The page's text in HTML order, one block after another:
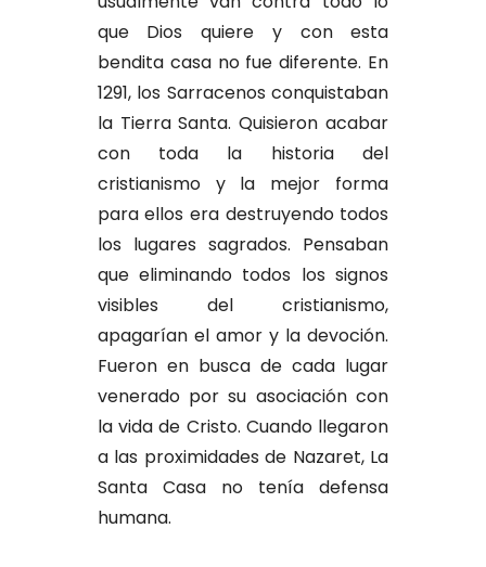
que Dios quiere y con esta
bendita casa no fue diferente. En
1291, los Sarracenos conquistaban
la Tierra Santa. Quisieron acabar
con toda la historia del
cristianismo y la mejor forma
para ellos era destruyendo todos
los lugares sagrados. Pensaban
que eliminando todos los signos
visibles del cristianismo,
apagarían el amor y la devoción.
Fueron en busca de cada lugar
venerado por su asociación con
la vida de Cristo. Cuando llegaron
a las proximidades de Nazaret, La
Santa Casa no tenía defensa
humana.